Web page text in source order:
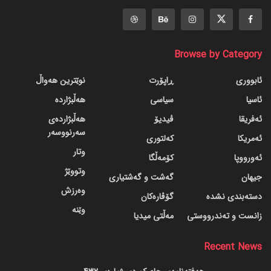
Browse by Category
ئابووری
ئاسیا
ئەفریقا
ئەمریکا
ئەورووپا
جیهان
دسته‌بندی نشده
زانست و تەندرووستی
ڕاپۆرت
سیاسی
ڤیدیۆ
کەلتوری
کۆمەڵگا
گه‌شت و گه‌شتیاری
گۆڤاره‌کان
مەڵتی میدیا
نوێترین هەواڵ
هەڵبژاردە
هەڵبژاردەی
سەرنووسەر
وتار
وتووێژ
وەرزش
وێنە
Recent News